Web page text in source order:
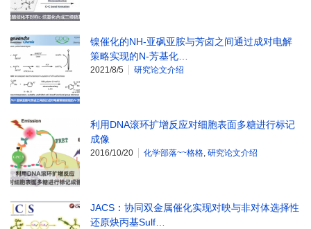
镍催化的NH-亚砜亚胺与芳卤之间通过成对电解
策略实现的N-芳基化…
2021/8/5 研究论文介绍
利用DNA滚环扩增反应对细胞表面多糖进行标记
成像
2016/10/20 化学部落~~格格, 研究论文介绍
JACS：协同双金属催化实现对映与非对体选择性
还原炔丙基Sulf…